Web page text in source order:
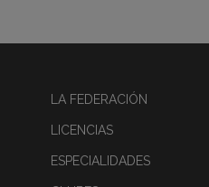
LA FEDERACIÓN
LICENCIAS
ESPECIALIDADES